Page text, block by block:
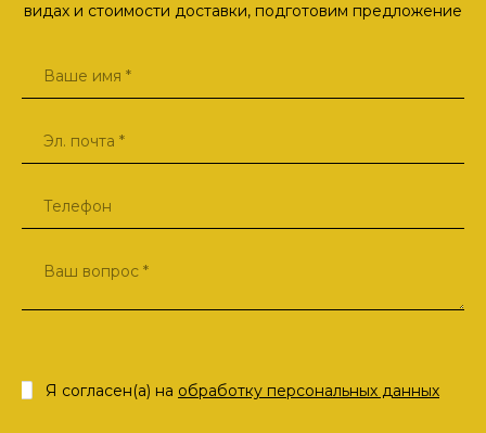
видах и стоимости доставки, подготовим предложение
Я согласен(а) на обработку персональных данных